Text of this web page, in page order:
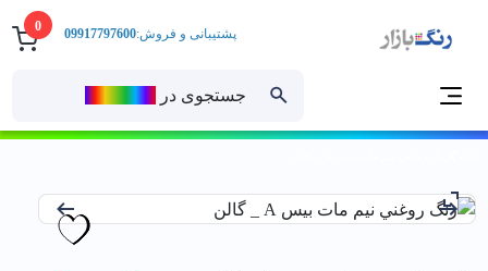
0
جستجوی در
پشتیبانی و فروش:09917797600